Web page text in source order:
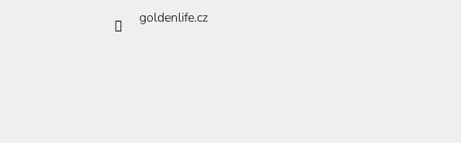
goldenlife.cz